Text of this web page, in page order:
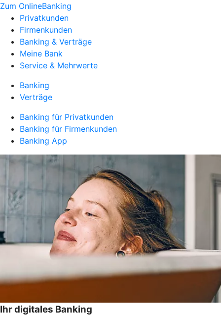
Zum OnlineBanking
Privatkunden
Firmenkunden
Banking & Verträge
Meine Bank
Service & Mehrwerte
Banking
Verträge
Banking für Privatkunden
Banking für Firmenkunden
Banking App
Ihr digitales Banking